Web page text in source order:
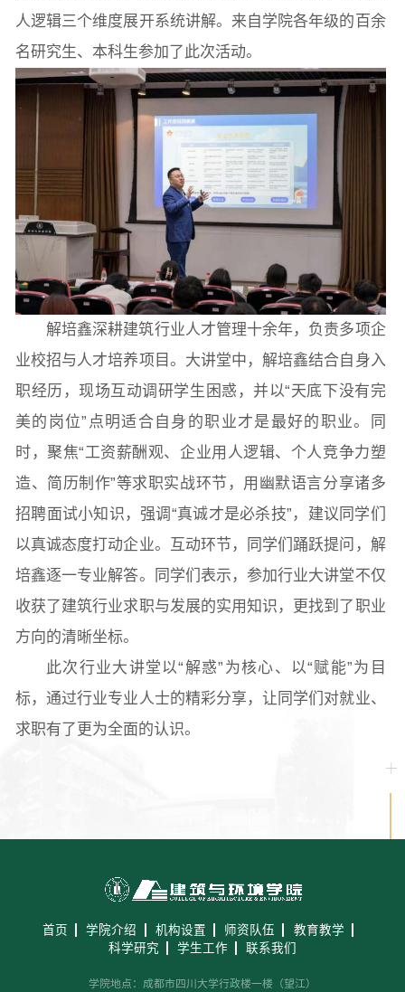
科研概况 学术动态 科研平台 科研办事流程
学生活动 创业就业 奖助学金
常用办公电话 办事流程 材料下载
人逻辑三个维度展开系统讲解。来自学院各年级的百余
名研究生、本科生参加了此次活动。
解培鑫深耕建筑行业人才管理十余年，负责多项企
业校招与人才培养项目。大讲堂中，解培鑫结合自身入
职经历，现场互动调研学生困惑，并以“天底下没有完
美的岗位”点明适合自身的职业才是最好的职业。同
时，聚焦“工资薪酬观、企业用人逻辑、个人竞争力塑
造、简历制作”等求职实战环节，用幽默语言分享诸多
招聘面试小知识，强调“真诚才是必杀技”，建议同学们
以真诚态度打动企业。互动环节，同学们踊跃提问，解
培鑫逐一专业解答。同学们表示，参加行业大讲堂不仅
收获了建筑行业求职与发展的实用知识，更找到了职业
方向的清晰坐标。
此次行业大讲堂以“解惑”为核心、以“赋能”为目
标，通过行业专业人士的精彩分享，让同学们对就业、
求职有了更为全面的认识。
首页 学院介绍 机构设置 师资队伍
教育教学
科学研究
学生工作 联系我们
学院地点：成都市四川大学行政楼一楼（望江）